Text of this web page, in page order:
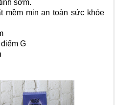
sớm.
mềm mịn an toàn sức khỏe
G